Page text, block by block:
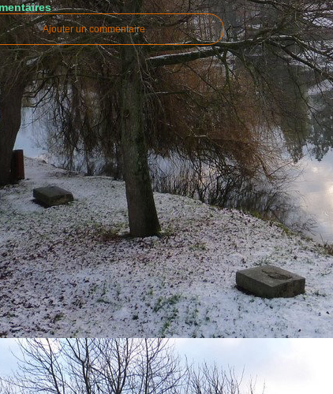
Ajouter un commentaire